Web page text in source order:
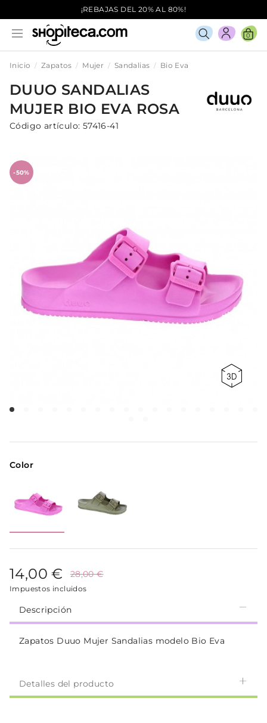
¡REBAJAS DEL 20% AL 80%!
0
Inicio Zapatos Mujer Sandalias Bio Eva
DUUO SANDALIAS
MUJER BIO EVA ROSA
Código artículo: 57416-41
-50%
Color
14,00 € 28,00 €
Impuestos incluidos
Descripción
Zapatos Duuo Mujer Sandalias modelo Bio Eva
Detalles del producto